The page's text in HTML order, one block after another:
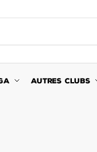
AUTRES CLUBS